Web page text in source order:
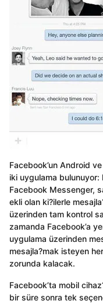
Facebook’un Android
iki uygulama
Facebook Messenger,
ekli olan ki?ilerle
üzerinden tam kontrol
zamanda Facebook’a
uygulama üzerinden
mesajla?mak isteyen
zorunda kalacak.
Facebook’ta mobil
bir süre sonra tek